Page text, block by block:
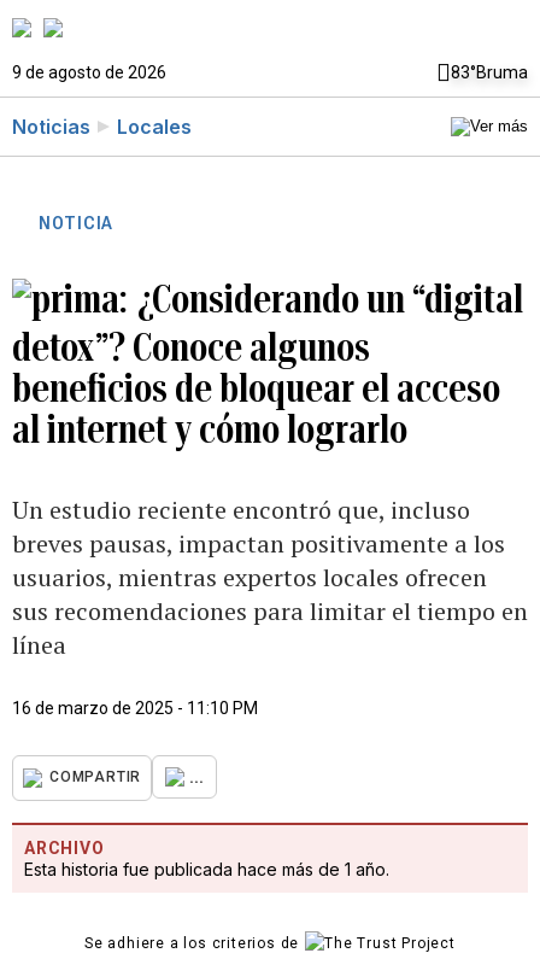
9 de agosto de 2026 83°Bruma
Noticias Locales
NOTICIA
¿Considerando un “digital
detox”? Conoce algunos
beneficios de bloquear el acceso
al internet y cómo lograrlo
Un estudio reciente encontró que, incluso
breves pausas, impactan positivamente a los
usuarios, mientras expertos locales ofrecen
sus recomendaciones para limitar el tiempo en
línea
16 de marzo de 2025 - 11:10 PM
COMPARTIR ...
ARCHIVO
Esta historia fue publicada hace más de 1 año.
Se adhiere a los criterios de